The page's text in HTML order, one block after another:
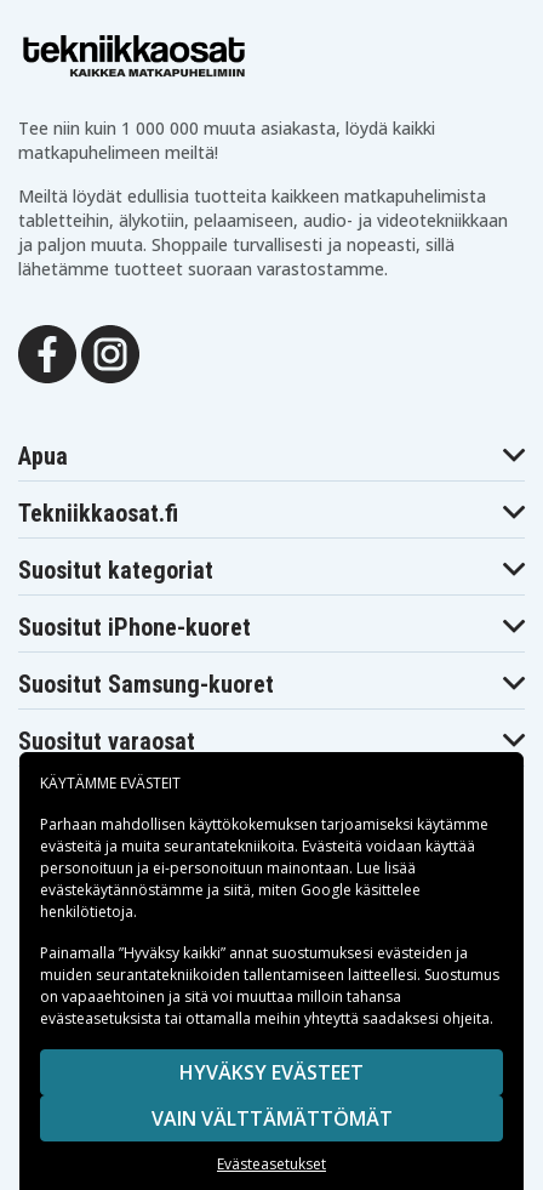
Tee niin kuin 1 000 000 muuta asiakasta, löydä kaikki
matkapuhelimeen meiltä!
Meiltä löydät edullisia tuotteita kaikkeen matkapuhelimista
tabletteihin, älykotiin, pelaamiseen, audio- ja videotekniikkaan
ja paljon muuta. Shoppaile turvallisesti ja nopeasti, sillä
lähetämme tuotteet suoraan varastostamme.
Apua
Tekniikkaosat.fi
Suositut kategoriat
Suositut iPhone-kuoret
Suositut Samsung-kuoret
Suositut varaosat
Maksuvaihtoehdot
Toimitusvaihtoehdot
Copyright © 2026, Spares Nordic AB
SIVULLA MAINITUT TAVARAMERKIT OVAT OMISTAJIENSA
OMAISUUTTA.
KÄYTÄMME EVÄSTEIT
Parhaan mahdollisen käyttökokemuksen tarjoamiseksi käytämme
evästeitä ja muita seurantatekniikoita. Evästeitä voidaan käyttää
personoituun ja ei-personoituun mainontaan. Lue lisää
evästekäytännöstämme ja siitä, miten Google käsittelee
henkilötietoja.
Painamalla ”Hyväksy kaikki” annat suostumuksesi evästeiden ja
muiden seurantatekniikoiden tallentamiseen laitteellesi. Suostumus
on vapaaehtoinen ja sitä voi muuttaa milloin tahansa
evästeasetuksista tai ottamalla meihin yhteyttä saadaksesi ohjeita.
HYVÄKSY EVÄSTEET
VAIN VÄLTTÄMÄTTÖMÄT
Evästeasetukset